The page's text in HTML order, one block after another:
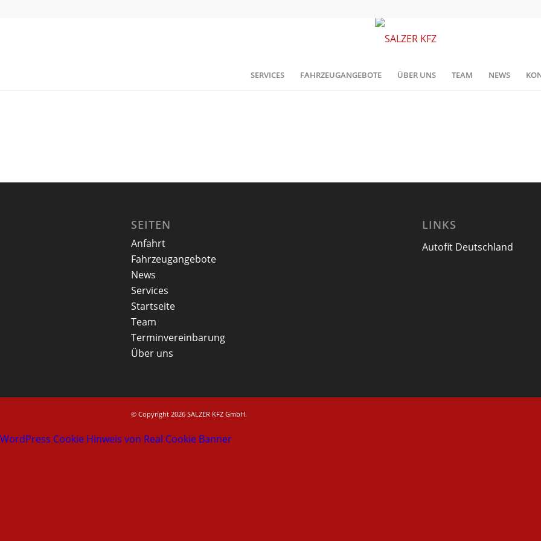
SERVICES FAHRZEUGANGEBOTE ÜBER UNS TEAM NEWS
SEITEN
Anfahrt
Fahrzeugangebote
News
Services
Startseite
Team
Terminvereinbarung
Über uns
LINKS
Autofit Deutschland
© Copyright 2026 SALZER KFZ GmbH.
WordPress Cookie Hinweis von Real Cookie Banner